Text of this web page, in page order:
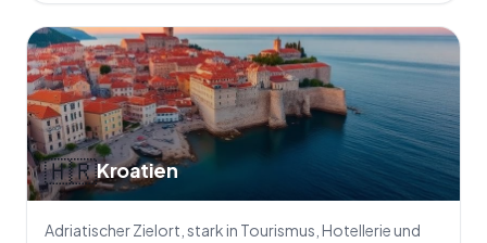
🇭🇷Kroatien
Adriatischer Zielort, stark in Tourismus, Hotellerie und